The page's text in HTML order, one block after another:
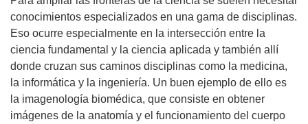
conocimientos especializados en una gama de disciplinas.
Eso ocurre especialmente en la intersección entre la
ciencia fundamental y la ciencia aplicada y también allí
donde cruzan sus caminos disciplinas como la medicina,
la informática y la ingeniería. Un buen ejemplo de ello es
la imagenología biomédica, que consiste en obtener
imágenes de la anatomía y el funcionamiento del cuerpo